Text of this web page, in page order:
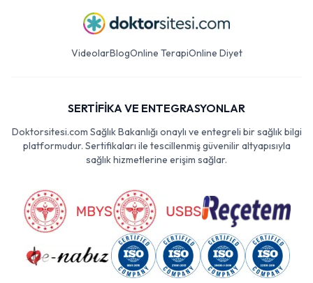
VideolarBlogOnline TerapiOnline Diyet
SERTİFİKA VE ENTEGRASYONLAR
Doktorsitesi.com Sağlık Bakanlığı onaylı ve entegreli bir sağlık bilgi
platformudur. Sertifikaları ile tescillenmiş güvenilir altyapısıyla
sağlık hizmetlerine erişim sağlar.